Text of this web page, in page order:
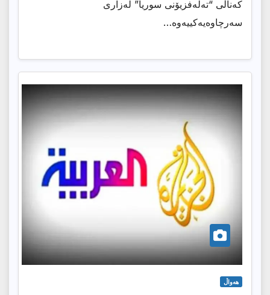
کەناڵی “تەلەفزیۆنی سوریا” لەزاری
سەرچاوەیەکییەوە…
هەواڵ